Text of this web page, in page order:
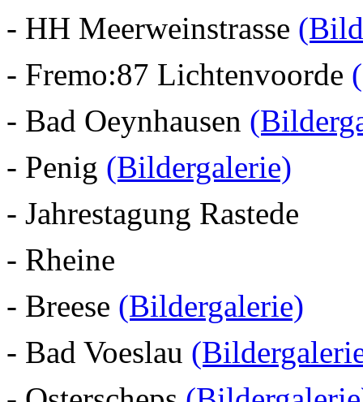
- HH Meerweinstrasse
- Fremo:87 Lichtenvoorde
- Bad Oeynhausen
- Penig (Bildergalerie)
- Jahrestagung Rastede
- Rheine
- Breese (Bildergalerie)
- Bad Voeslau